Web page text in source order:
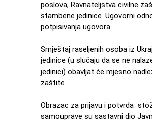
poslova, Ravnateljstva civilne
stambene jedinice. Ugovorni
potpisivanja ugovora.
Smještaj raseljenih osoba iz
jedinice (u slučaju da se ne
jedinici) obavljat će mjesno
zaštite.
Obrazac za prijavu i potvrda
samouprave su sastavni dio